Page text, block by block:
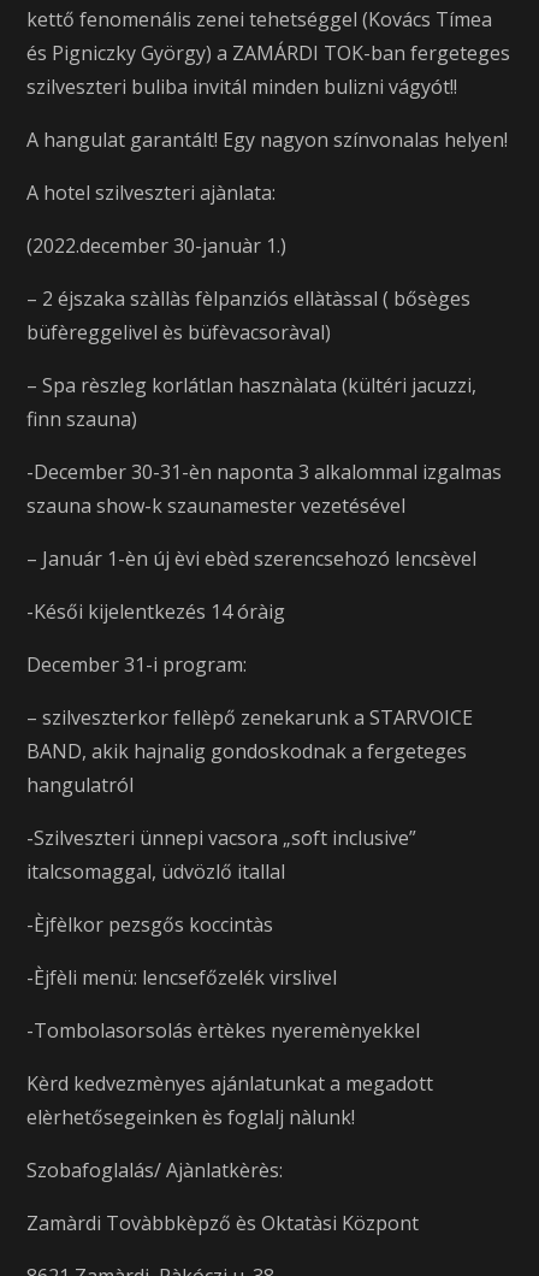
kettő fenomenális zenei tehetséggel (Kovács Tímea
és Pigniczky György) a ZAMÁRDI TOK-ban fergeteges
szilveszteri buliba invitál minden bulizni vágyót!!
A hangulat garantált! Egy nagyon színvonalas helyen!
A hotel szilveszteri ajànlata:
(2022.december 30-januàr 1.)
– 2 éjszaka szàllàs fèlpanziós ellàtàssal ( bősèges
büfèreggelivel ès büfèvacsoràval)
– Spa rèszleg korlátlan hasznàlata (kültéri jacuzzi,
finn szauna)
-December 30-31-èn naponta 3 alkalommal izgalmas
szauna show-k szaunamester vezetésével
– Január 1-èn új èvi ebèd szerencsehozó lencsèvel
-Késői kijelentkezés 14 óràig
December 31-i program:
– szilveszterkor fellèpő zenekarunk a STARVOICE
BAND, akik hajnalig gondoskodnak a fergeteges
hangulatról
-Szilveszteri ünnepi vacsora „soft inclusive”
italcsomaggal, üdvözlő itallal
-Èjfèlkor pezsgős koccintàs
-Èjfèli menü: lencsefőzelék virslivel
-Tombolasorsolás èrtèkes nyeremènyekkel
Kèrd kedvezmènyes ajánlatunkat a megadott
elèrhetősegeinken ès foglalj nàlunk!
Szobafoglalás/ Ajànlatkèrès:
Zamàrdi Tovàbbkèpző ès Oktatàsi Központ